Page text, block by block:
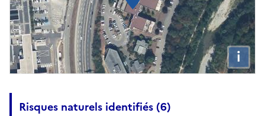
i
Risques naturels identifiés (6)